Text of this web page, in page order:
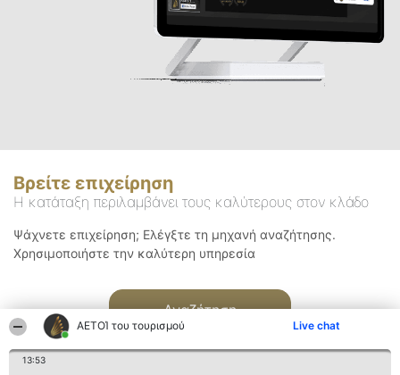
ΑΕΤΟΊ του τουρισμού Live chat
13:53
Βρείτε επιχείρηση
Η κατάταξη περιλαμβάνει τους καλύτερους στον κλάδο
Ψάχνετε επιχείρηση; Ελέγξτε τη μηχανή αναζήτησης.
Χρησιμοποιήστε την καλύτερη υπηρεσία
Αναζήτηση